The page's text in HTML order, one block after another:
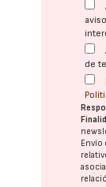
de
Envío